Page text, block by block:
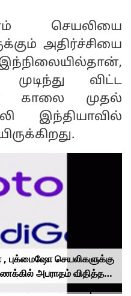
செயலியை
அதிர்ச்சியை
விட்ட
காலை முதல்
இந்தியாவில்
புக்மைஷோ செயலிகளுக்கு
அபராதம் விதித்த
அரசு.. என்ன காரணம்?